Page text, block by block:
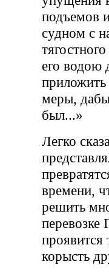
подъемов
судном с
его водою
меры,
был...»
Легко
времени,
решить
перевозке
проявится
корысть